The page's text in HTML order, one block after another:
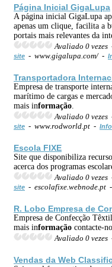
Página Inicial GigaLupa
A página inicial GigaLupa
apenas um clique, facilita a
portais mais relevantes da
Avaliado 0 vezes
site - www.gigalupa.com/ -
Transportadora
Empresa de transporte
marítimo de cargas e
mais informação
Avaliado 0 vezes
site - www.rodworld.pt - Info
Escola FIXE
Site que disponibiliza
acerca dos programas
Avaliado 0 vezes
site - escolafixe.webnode.pt -
R. Lobo Empresa de
Empresa de Confecção
mais informação contacte-
Avaliado 0 vezes
Vendas da Web